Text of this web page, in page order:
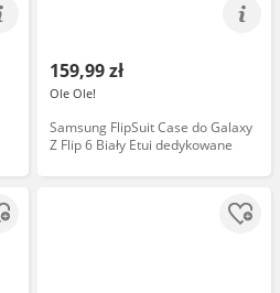
159,99 zł
Ole Ole!
Samsung FlipSuit Case do Galaxy
Z Flip 6 Biały Etui dedykowane